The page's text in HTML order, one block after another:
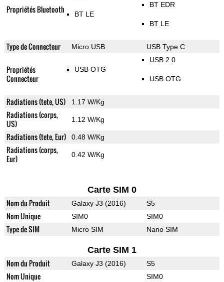
Propriétés Bluetooth BT LE
BT EDR
BT LE
Type de Connecteur Micro USB USB Type C
Propriétés
Connecteur
USB OTG
USB 2.0
USB OTG
Radiations (tete, US) 1.17 W/Kg
Radiations (corps,
US)
1.12 W/Kg
Radiations (tete, Eur) 0.48 W/Kg
Radiations (corps,
Eur)
0.42 W/Kg
Carte SIM 0
Nom du Produit Galaxy J3 (2016) S5
Nom Unique SIM0 SIM0
Type de SIM Micro SIM Nano SIM
Carte SIM 1
Nom du Produit Galaxy J3 (2016) S5
Nom Unique SIM0